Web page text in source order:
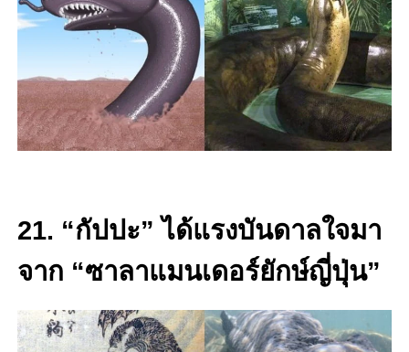
21. “กัปปะ” ได้แรงบันดาลใจมา
จาก “ซาลาแมนเดอร์ยักษ์ญี่ปุ่น”